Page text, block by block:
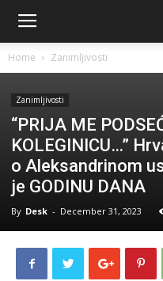
Home Zanimljivosti
Zanimljivosti
“PRIJA ME
KOLEGINICU…”
o Aleksandrinom
je GODINU DANA
By Desk - December 31, 2023